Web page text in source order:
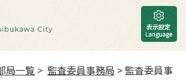
局一覧 > 監査委員事務局 > 監査委員事